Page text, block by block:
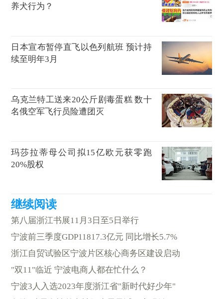
养犬行为？
日本宣布暂停直飞以色列航班 预计持
续至明年3月
乌克兰特工送来20公斤剧毒蛋糕 数十
名俄空军飞行员险遭团灭
玛莎拉蒂母公司拟15亿欧元获零跑
20%股权
第八届浙江书展11月3日至5日举行
宁波前三季度GDP11817.3亿元 同比增长5.7%
浙江自贸试验区宁波片区核心商务区建设启动
"双11"临近 宁波电商人都在忙什么？
宁波3人入选2023年度浙江省"新时代好少年"